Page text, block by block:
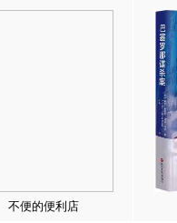
不便的便利店